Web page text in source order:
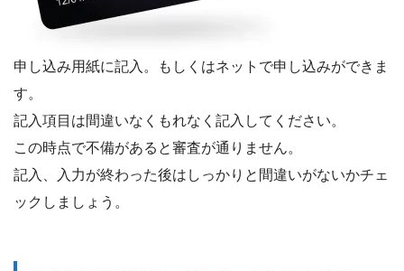
申し込み用紙に記入。もしくはネットで申し込みができま
す。
記入項目は間違いなくもれなく記入してください。
この時点で不備があると審査が通りません。
記入、入力が終わった後はしっかりと間違いがないかチェ
ックしましょう。